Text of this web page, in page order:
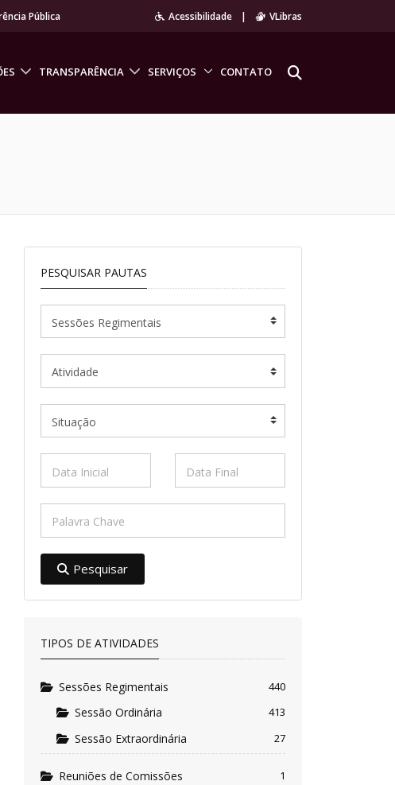
Pública Acessibilidade | VLibras
TRANSPARÊNCIA SERVIÇOS CONTATO
PESQUISAR PAUTAS
Pesquisar
TIPOS DE ATIVIDADES
Sessões Regimentais 440
Sessão Ordinária 413
Sessão Extraordinária 27
Reuniões de Comissões 1